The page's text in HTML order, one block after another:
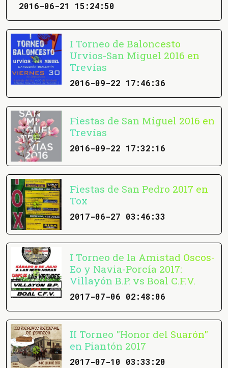
2016-06-21 15:24:50
I Torneo de Baloncesto
Urvios-San Miguel 2016 en
Trevías
2016-09-22 17:46:36
Fiestas de San Miguel 2016 en
Trevías
2016-09-22 17:32:16
Fiestas de San Pedro 2017 en
Tox
2017-06-27 03:46:33
I Torneo de la Amistad Oscos-
Eo y Navia-Porcía 2017:
Villayón B.P. vs Boal C.F.V.
2017-07-06 02:48:06
II Torneo "Honor del Suarón"
en Piantón 2017
2017-07-10 03:33:20